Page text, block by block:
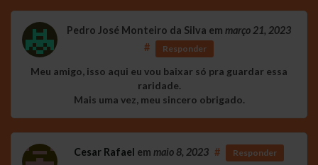
Pedro José Monteiro da Silva em março 21, 2023
#
Responder
Meu amigo, isso aqui eu vou baixar só pra guardar essa
raridade.
Mais uma vez, meu sincero obrigado.
Cesar Rafael em maio 8, 2023 # Responder